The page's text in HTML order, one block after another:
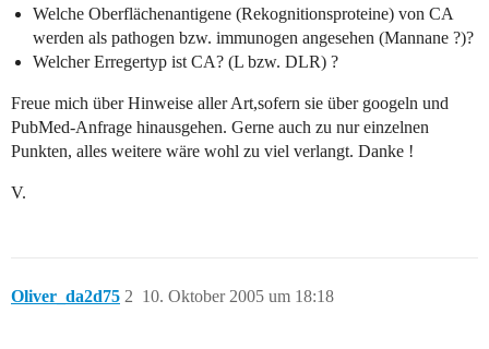
Welche Oberflächenantigene (Rekognitionsproteine) von CA
werden als pathogen bzw. immunogen angesehen (Mannane ?)?
Welcher Erregertyp ist CA? (L bzw. DLR) ?
Freue mich über Hinweise aller Art,sofern sie über googeln und
PubMed-Anfrage hinausgehen. Gerne auch zu nur einzelnen
Punkten, alles weitere wäre wohl zu viel verlangt. Danke !
V.
Oliver_da2d75 10. Oktober 2005 um 18:18
2